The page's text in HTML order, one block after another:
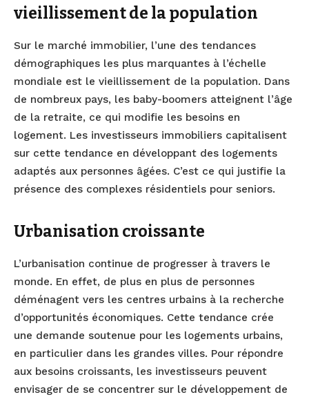
vieillissement de la population
Sur le marché immobilier, l’une des tendances
démographiques les plus marquantes à l’échelle
mondiale est le vieillissement de la population. Dans
de nombreux pays, les baby-boomers atteignent l’âge
de la retraite, ce qui modifie les besoins en
logement. Les investisseurs immobiliers capitalisent
sur cette tendance en développant des logements
adaptés aux personnes âgées. C’est ce qui justifie la
présence des complexes résidentiels pour seniors.
Urbanisation croissante
L’urbanisation continue de progresser à travers le
monde. En effet, de plus en plus de personnes
déménagent vers les centres urbains à la recherche
d’opportunités économiques. Cette tendance crée
une demande soutenue pour les logements urbains,
en particulier dans les grandes villes. Pour répondre
aux besoins croissants, les investisseurs peuvent
envisager de se concentrer sur le développement de